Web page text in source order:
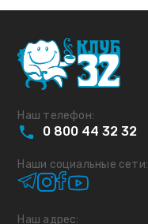
Наш телефон:
0 800 44 32 32
Наши социальные сети:
Наш адрес: